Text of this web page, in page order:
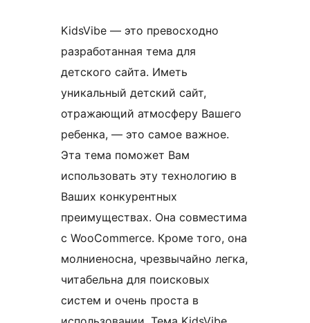
KidsVibe — это превосходно
разработанная тема для
детского сайта. Иметь
уникальный детский сайт,
отражающий атмосферу Вашего
ребенка, — это самое важное.
Эта тема поможет Вам
использовать эту технологию в
Ваших конкурентных
преимуществах. Она совместима
с WooCommerce. Кроме того, она
молниеносна, чрезвычайно легка,
читабельна для поисковых
систем и очень проста в